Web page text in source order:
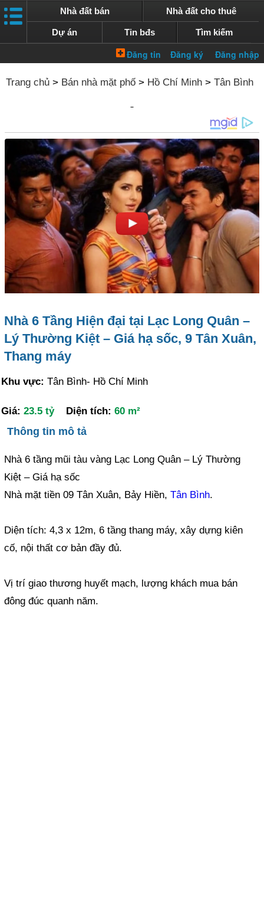
Nhà đất bán Nhà đất cho thuê
Dự án Tin bđs Tìm kiếm
Trang chủ > Bán nhà mặt phố > Hồ Chí Minh > Tân Bình
Nhà 6 Tầng Hiện đại tại Lạc Long Quân –
Lý Thường Kiệt – Giá hạ sốc, 9 Tân Xuân,
Thang máy
Khu vực: Tân Bình- Hồ Chí Minh
Giá:23.5 tỷ Diện tích:60 m²
Thông tin mô tả
Nhà 6 tầng mũi tàu vàng Lạc Long Quân – Lý Thường
Kiệt – Giá hạ sốc
Nhà mặt tiền 09 Tân Xuân, Bảy Hiền,Tân Bình.
Diện tích: 4,3 x 12m, 6 tầng thang máy, xây dựng kiên
cố, nội thất cơ bản đầy đủ.
Vị trí giao thương huyết mạch, lượng khách mua bán
đông đúc quanh năm.